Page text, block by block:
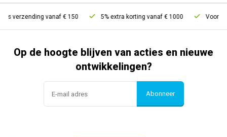
verzending vanaf € 150 5% extra korting vanaf € 1000 Voor 21u
Op de hoogte blijven van acties en nieuwe
ontwikkelingen?
Abonneer